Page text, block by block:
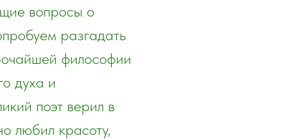
вопросы о
разгадать
философии
духа и
поэт верил в
любил красоту,